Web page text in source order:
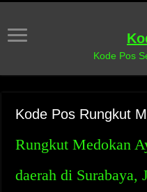
Kode Pos
Kode Pos Rungkut
Rungkut Medokan
daerah di Surabaya,